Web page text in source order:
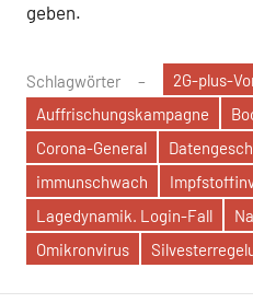
geben.
Schlagwörter 2G-plus-
Auffrischungskampagne
Corona-General
immunschwach
Lagedynamik. Login-Fall
Omikronvirus